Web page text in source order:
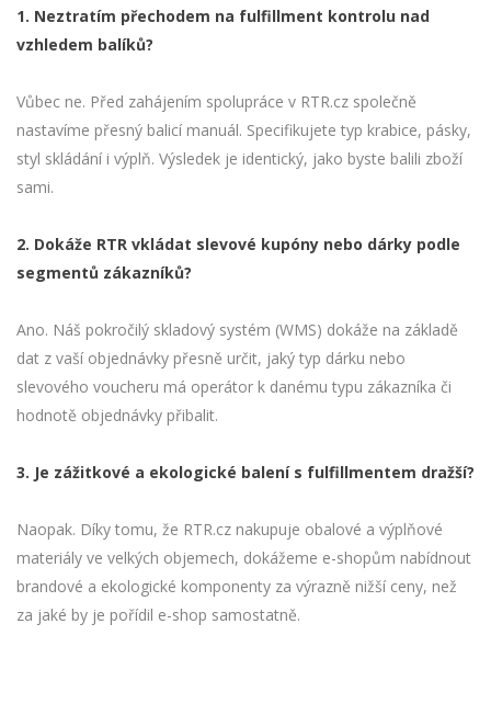
1. Neztratím přechodem na fulfillment kontrolu nad
vzhledem balíků?
Vůbec ne. Před zahájením spolupráce v RTR.cz společně
nastavíme přesný balicí manuál. Specifikujete typ krabice, pásky,
styl skládání i výplň. Výsledek je identický, jako byste balili zboží
sami.
2. Dokáže RTR vkládat slevové kupóny nebo dárky podle
segmentů zákazníků?
Ano. Náš pokročilý skladový systém (WMS) dokáže na základě
dat z vaší objednávky přesně určit, jaký typ dárku nebo
slevového voucheru má operátor k danému typu zákazníka či
hodnotě objednávky přibalit.
3. Je zážitkové a ekologické balení s fulfillmentem dražší?
Naopak. Díky tomu, že RTR.cz nakupuje obalové a výplňové
materiály ve velkých objemech, dokážeme e-shopům nabídnout
brandové a ekologické komponenty za výrazně nižší ceny, než
za jaké by je pořídil e-shop samostatně.